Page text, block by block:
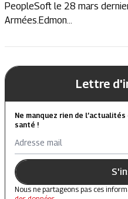
PeopleSoft le 28 mars
Armées.Edmon...
Lettre
Ne manquez rien de
santé !
Adresse mail
Nous ne partageons pas ces